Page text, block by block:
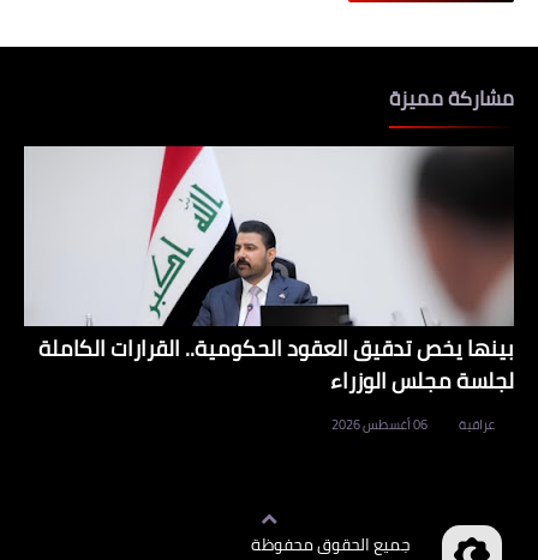
مشاركة مميزة
بينها يخص تدقيق العقود الحكومية.. القرارات الكاملة
لجلسة مجلس الوزراء
عراقية 06 أغسطس 2026
جميع الحقوق محفوظة